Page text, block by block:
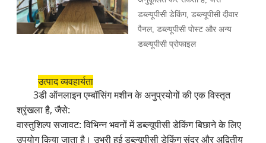
डब्ल्यूपीसी डेकिंग, डब्ल्यूपीसी दीवार
पैनल, डब्ल्यूपीसी पोस्ट और अन्य
डब्ल्यूपीसी प्रोफाइल
उत्पाद व्यवहार्यता
3डी ऑनलाइन एम्बॉसिंग मशीन के अनुप्रयोगों की एक विस्तृत
श्रृंखला है, जैसे:
वास्तुशिल्प सजावट: विभिन्न भवनों में डब्ल्यूपीसी डेकिंग बिछाने के लिए
उपयोग किया जाता है। उभरी हुई डब्ल्यूपीसी डेकिंग सुंदर और अद्वितीय